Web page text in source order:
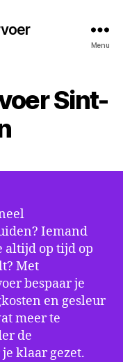
Menu
Sint-
Iemand
altijd op tijd op
Met
bespaar je
en gesleur
meer te
de
klaar gezet.